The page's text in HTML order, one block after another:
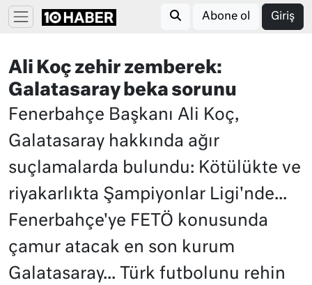
Abone ol Giriş
Ali Koç zehir zemberek:
Galatasaray beka sorunu
Fenerbahçe Başkanı Ali Koç,
Galatasaray hakkında ağır
suçlamalarda bulundu: Kötülükte ve
riyakarlıkta Şampiyonlar Ligi'nde...
Fenerbahçe'ye FETÖ konusunda
çamur atacak en son kurum
Galatasaray... Türk futbolunu rehin